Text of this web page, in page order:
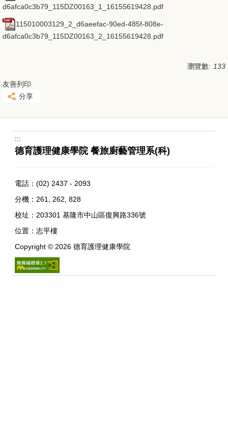
d6afca0c3b79_115DZ00163_1_16155619428.pdf
115010003129_2_d6aeefac-90ed-485f-808e-
d6afca0c3b79_115DZ00163_2_16155619428.pdf
瀏覽數: 133
友善列印
分享
:::
德育護理健康學院 餐旅廚藝管理系(科)
電話：(02) 2437 - 2093
分機：261, 262, 828
校址： 203301 基隆市中山區復興路336號
位置：志平樓
Copyright © 2026 德育護理健康學院